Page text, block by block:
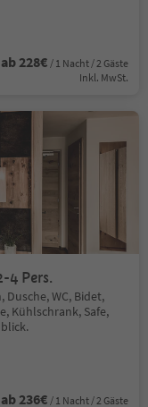
ab 228€ / 1 Nacht / 2 Gäste
Inkl. MwSt.
|35 m² | 2-4 Pers.
WC, Bidet,
Kühlschrank, Safe,
ab 236€ / 1 Nacht / 2 Gäste